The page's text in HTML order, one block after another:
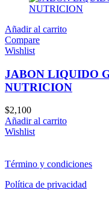
Añadir al carrito
Compare
Wishlist
JABON LIQUIDO
NUTRICION
$2,100
Añadir al carrito
Wishlist
Término y condiciones
Política de privacidad